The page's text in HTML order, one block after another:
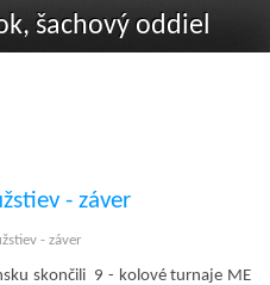
- záver
- záver
skončili 9 - kolové turnaje ME
šachový oddiel